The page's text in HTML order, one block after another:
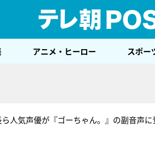
アニメ・ヒーロー スポー
人気声優が『ゴーちゃん。』の副音声